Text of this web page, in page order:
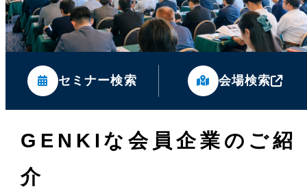
ツ
へ
セミナー検索 会場検索
GENKIな会員企業のご紹
介